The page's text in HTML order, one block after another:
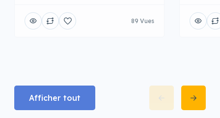
89 Vues
Afficher tout